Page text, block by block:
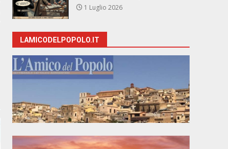
1 Luglio 2026
LAMICODELPOPOLO.IT